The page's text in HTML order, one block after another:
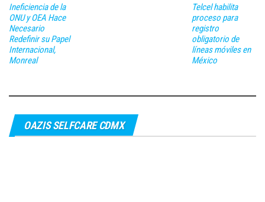
Ineficiencia de la
ONU y OEA Hace
Necesario
Redefinir su Papel
Internacional,
Monreal
Telcel habilita
proceso para
registro
obligatorio de
líneas móviles en
México
OAZIS SELFCARE CDMX